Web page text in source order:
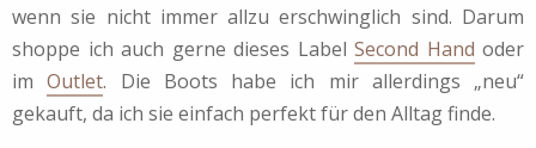
wenn sie nicht immer allzu erschwinglich sind. Darum
shoppe ich auch gerne dieses Label Second Hand oder
imOutlet. Die Boots habe ich mir allerdings „neu“
gekauft, da ich sie einfach perfekt für den Alltag finde.